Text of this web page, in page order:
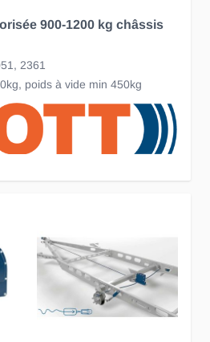
900-1200 kg châssis
2361
poids à vide min 450kg